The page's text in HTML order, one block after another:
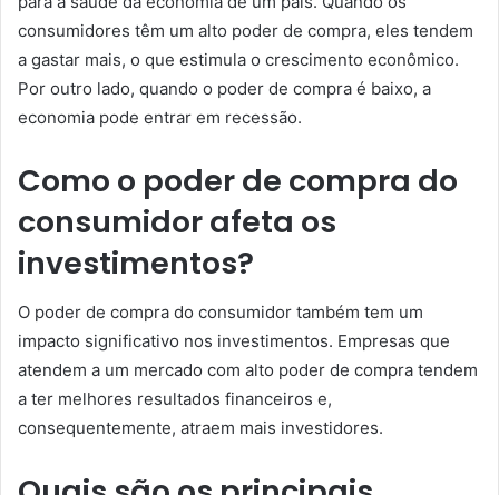
consumidores têm um alto poder de compra, eles tendem
a gastar mais, o que estimula o crescimento econômico.
Por outro lado, quando o poder de compra é baixo, a
economia pode entrar em recessão.
Como o poder de compra do
consumidor afeta os
investimentos?
O poder de compra do consumidor também tem um
impacto significativo nos investimentos. Empresas que
atendem a um mercado com alto poder de compra tendem
a ter melhores resultados financeiros e,
consequentemente, atraem mais investidores.